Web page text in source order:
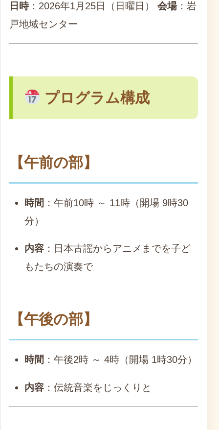
日時：2026年1月25日（日曜日） 会場：岩
戸地域センター
プログラム構成
【午前の部】
時間 ：午前10時 ～ 11時（開場 9時30
分）
内容 ：日本古謡からアニメまでを子ど
もたちの演奏で
【午後の部】
時間 ：午後2時 ～ 4時（開場 1時30分）
内容 ：伝統音楽をじっくりと